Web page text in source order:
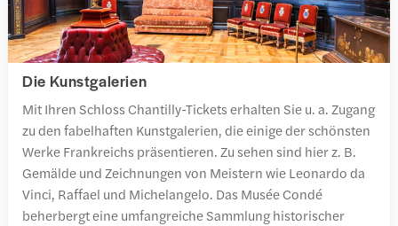
Die Kunstgalerien
Mit Ihren Schloss Chantilly-Tickets erhalten Sie u. a. Zugang
zu den fabelhaften Kunstgalerien, die einige der schönsten
Werke Frankreichs präsentieren. Zu sehen sind hier z. B.
Gemälde und Zeichnungen von Meistern wie Leonardo da
Vinci, Raffael und Michelangelo. Das Musée Condé
beherbergt eine umfangreiche Sammlung historischer